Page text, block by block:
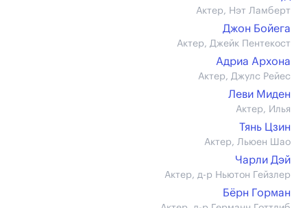
Актер, Нэт Ламберт
Джон Бойега
Актер, Джейк Пентекост
Адриа Архона
Актер, Джулс Рейес
Леви Миден
Актер, Илья
Тянь Цзин
Актер, Льюен Шао
Чарли Дэй
Актер, д-р Ньютон Гейзлер
Бёрн Горман